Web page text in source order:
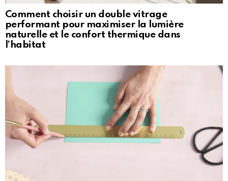
Comment choisir un double vitrage
performant pour maximiser la lumière
naturelle et le confort thermique dans
l’habitat